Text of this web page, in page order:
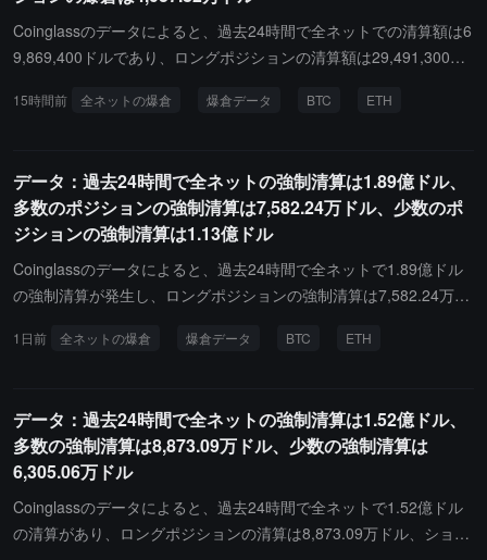
Coinglassのデータによると、過去24時間で全ネットでの清算額は6
9,869,400ドルであり、ロングポジションの清算額は29,491,300ド
で、ビットコインのロングポジションの清算額は4,239,800ドル、
リアムのショートポジションの清算額は3,053,500ドルです。さら
に、最近24時間で、世界中で51,211人が清算され、最大の単一清算
はBinance - BNBUSD_PERPで発生し、その価値は1,124,400ドル
です。
15時間前 全ネットの爆倉 爆倉データ BTC ETH
データ：過去24時間で全ネットの強制清算は1.89億ドル、
多数のポジションの強制清算は7,582.24万ドル、少数のポ
ジションの強制清算は1.13億ドル
Coinglassのデータによると、過去24時間で全ネットで1.89億ドル
の強制清算が発生し、ロングポジションの強制清算は7,582.24万ド
ビットコインのロングポジションの強制清算は836.62万ドル、ビッ
アムのショートポジションの強制清算は2,383.08万ドルです。さら
に、最近24時間で、世界中で72,372人が強制清算され、最大の単一
強制清算はHyperliquid - BTC-USDで発生し、その価値は166.81万
ドルです。
1日前 全ネットの爆倉 爆倉データ BTC ETH
データ：過去24時間で全ネットの強制清算は1.52億ドル、
多数の強制清算は8,873.09万ドル、少数の強制清算は
6,305.06万ドル
Coinglassのデータによると、過去24時間で全ネットで1.52億ドル
の清算があり、ロングポジションの清算は8,873.09万ドル、ショー